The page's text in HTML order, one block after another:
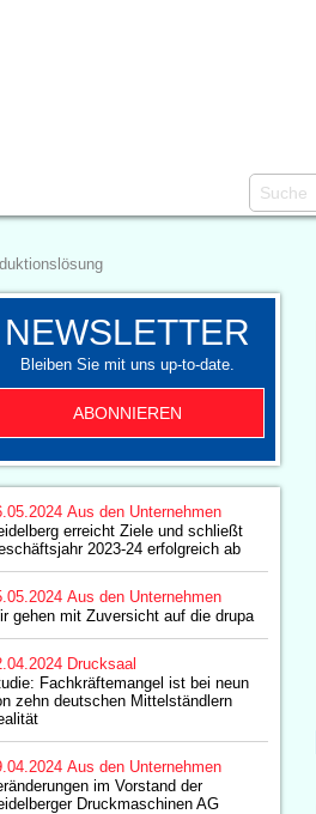
NEWSLETTER
Bleiben Sie mit uns up-to-date.
ABONNIEREN
Aus den Unternehmen
erreicht Ziele und schließt
2023-24 erfolgreich ab
Aus den Unternehmen
gehen mit Zuversicht auf die drupa
Drucksaal
Fachkräftemangel ist bei neun
zehn deutschen Mittelständlern
Aus den Unternehmen
im Vorstand der
Druckmaschinen AG